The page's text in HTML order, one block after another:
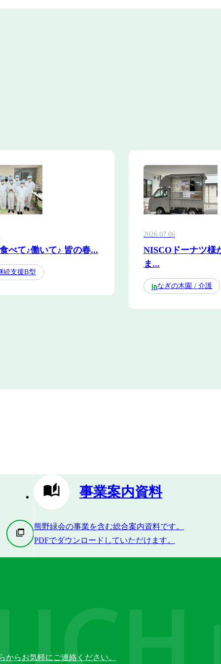
べて♪働いて♪ 皆の春...
続支援B型
NISCOドーナツ様
ま...
2026.07.06
inなぎの木園 / 介護
事業案内資料
熊野緑会の事業を含む総合案内資料です。
PDFでダウンロードしていただけます。
らお気軽にご連絡ください。